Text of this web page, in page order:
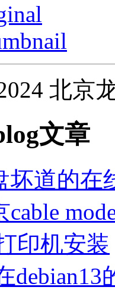
北京
文章
坏道的在
cable
印机安装